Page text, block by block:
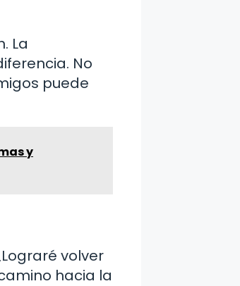
La
No
puede
y
volver
hacia la